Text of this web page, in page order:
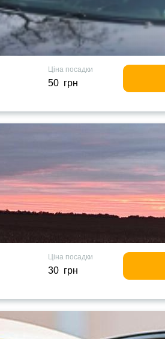
Ціна посадки
50 грн
Ціна посадки
30 грн